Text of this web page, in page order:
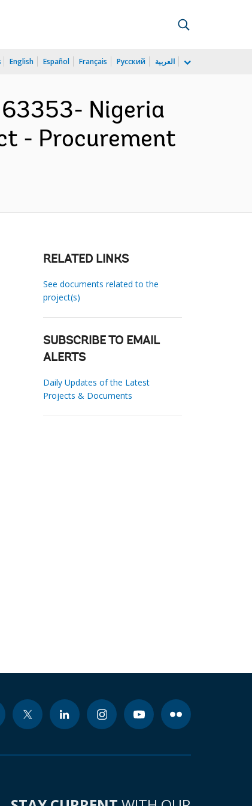
English Español Français Русский العربية
Nigeria
- Procurement
RELATED LINKS
See documents related to the
project(s)
SUBSCRIBE TO EMAIL
ALERTS
Daily Updates of the Latest
Projects & Documents